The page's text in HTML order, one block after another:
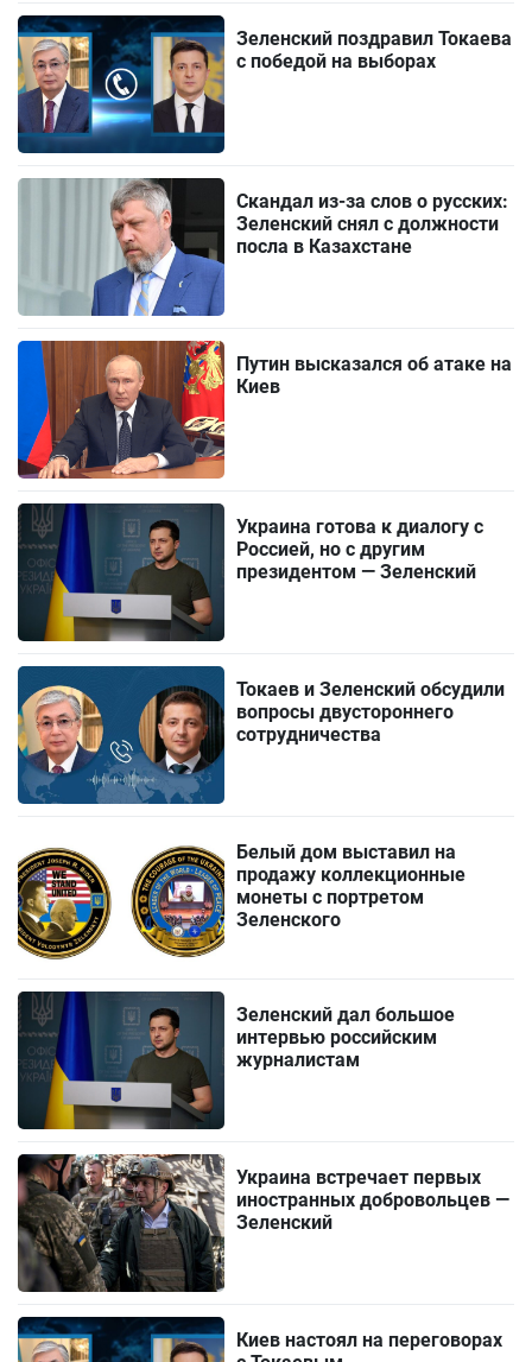
Зеленский поздравил Токаева
с победой на выборах
Скандал из-за слов о русских:
Зеленский снял с должности
посла в Казахстане
Путин высказался об атаке на
Киев
Украина готова к диалогу с
Россией, но с другим
президентом — Зеленский
Токаев и Зеленский обсудили
вопросы двустороннего
сотрудничества
Белый дом выставил на
продажу коллекционные
монеты с портретом
Зеленского
Зеленский дал большое
интервью российским
журналистам
Украина встречает первых
иностранных добровольцев —
Зеленский
Киев настоял на переговорах